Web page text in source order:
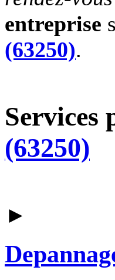
entreprise
(63250).
Services
(63250)
►